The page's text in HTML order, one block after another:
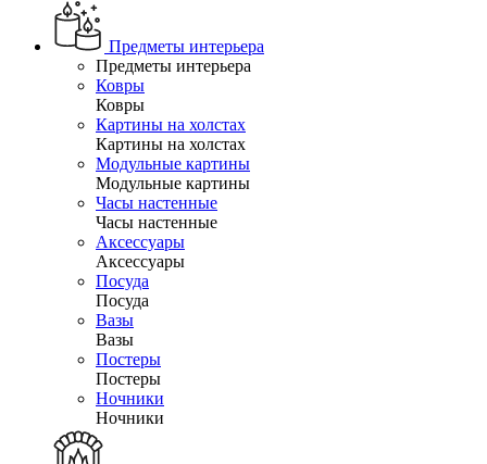
Предметы интерьера
Предметы интерьера
Ковры
Ковры
Картины на холстах
Картины на холстах
Модульные картины
Модульные картины
Часы настенные
Часы настенные
Аксессуары
Аксессуары
Посуда
Посуда
Вазы
Вазы
Постеры
Постеры
Ночники
Ночники